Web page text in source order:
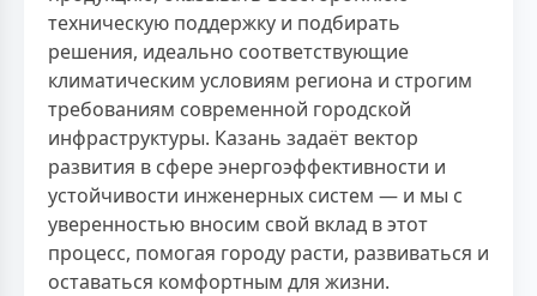
техническую поддержку и подбирать
решения, идеально соответствующие
климатическим условиям региона и строгим
требованиям современной городской
инфраструктуры. Казань задаёт вектор
развития в сфере энергоэффективности и
устойчивости инженерных систем — и мы с
уверенностью вносим свой вклад в этот
процесс, помогая городу расти, развиваться и
оставаться комфортным для жизни.